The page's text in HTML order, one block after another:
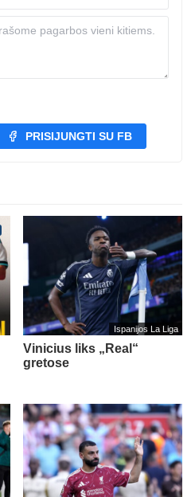
PRISIJUNGTI SU FB
Ispanijos La Liga
Vinicius liks „Real“
gretose